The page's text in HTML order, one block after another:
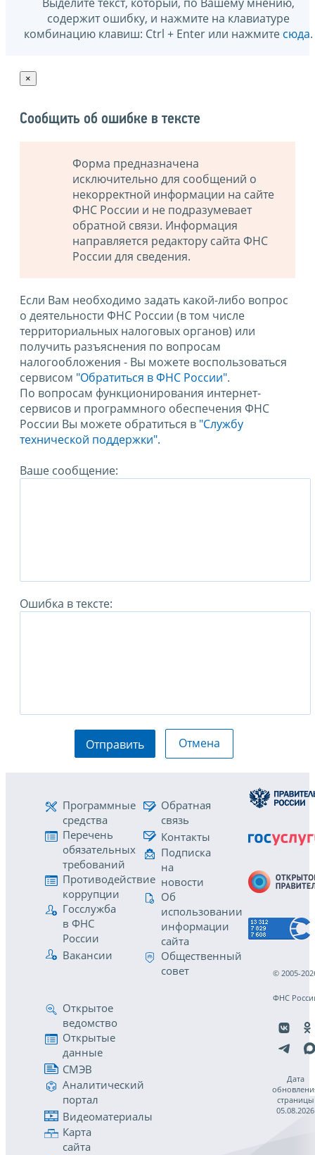
содержит ошибку, и нажмите на клавиатуре
комбинацию клавиш: Ctrl + Enter или нажмите сюда.
×
Сообщить об ошибке в тексте
Форма предназначена
исключительно для сообщений о
некорректной информации на сайте
ФНС России и не подразумевает
обратной связи. Информация
направляется редактору сайта ФНС
России для сведения.
Если Вам необходимо задать какой-либо вопрос
о деятельности ФНС России (в том числе
территориальных налоговых органов) или
получить разъяснения по вопросам
налогообложения - Вы можете воспользоваться
сервисом "Обратиться в ФНС России".
По вопросам функционирования интернет-
сервисов и программного обеспечения ФНС
России Вы можете обратиться в "Службу
технической поддержки".
Ваше сообщение:
Ошибка в тексте:
Отправить Отмена
Программные
средства
Перечень
обязательных
требований
Противодействие
коррупции
Госслужба
в ФНС
России
Вакансии
Обратная
связь
Контакты
Подписка
на
новости
Об
использовании
информации
сайта
Общественный
совет
Открытое
ведомство
Открытые
данные
СМЭВ
Аналитический
портал
Видеоматериалы
Карта
сайта
© 2005-
ФНС
Дата
страницы
05.08.2026